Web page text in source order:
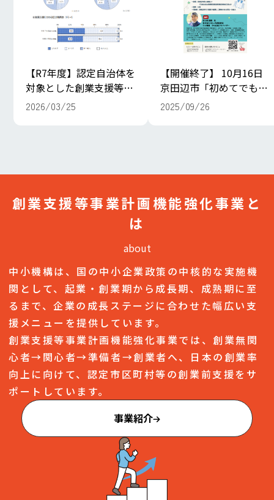
【R7年度】認定自治体を
対象とした創業支援等に
係る効果調査の結果を公
2026/03/25
【開催終了】 10月16日
京田辺市「初めてでも安
心！ゼロから学ぶ、小さ
2025/09/26
創業支援等事業計画機能強化事業と
は
about
中小機構は、国の中小企業政策の中核的な実施機
関として、起業・創業期から成長期、成熟期に至
るまで、企業の成長ステージに合わせた幅広い支
援メニューを提供しています。
創業支援等事業計画機能強化事業では、創業無関
心者→関心者→準備者→創業者へ、日本の創業率
向上に向けて、認定市区町村等の創業前支援をサ
ポートしています。
事業紹介